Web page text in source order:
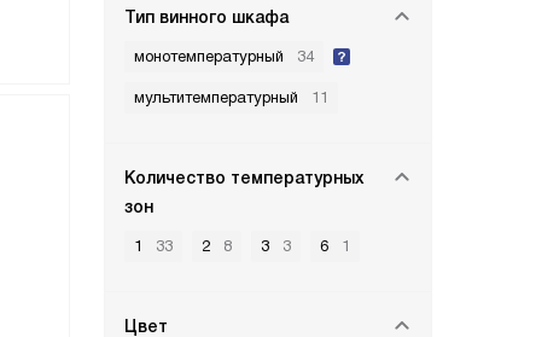
Тип винного шкафа
монотемпературный 34
мультитемпературный 11
Количество температурных
зон
1 33 2 8 3 3 6 1
Цвет